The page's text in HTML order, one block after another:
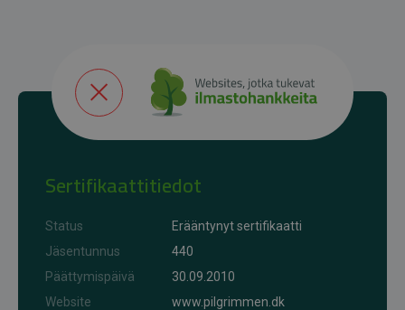
Sertifikaattitiedot
Status
Erääntynyt sertifikaatti
Jäsentunnus
440
Päättymispäivä
30.09.2010
Website
www.pilgrimmen.dk